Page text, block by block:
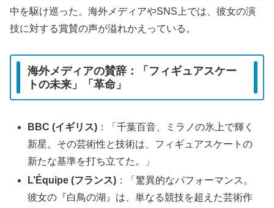
中を駆け巡った。海外メディアやSNS上では、彼女の演
技に対する賞賛の声が溢れかえっている。
海外メディアの賛辞：「フィギュアスケー
トの未来」「革命」
BBC (イギリス) ：「千葉百音、ミラノの氷上で輝く
新星。その芸術性と技術は、フィギュアスケートの
新たな基準を打ち立てた。」
L’Équipe (フランス) ：「驚異的なパフォーマンス。
彼女の『白鳥の湖』は、単なる競技を超えた芸術作